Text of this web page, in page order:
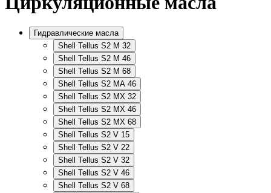
Гидравлические масла
Shell Tellus S2 M 32
Shell Tellus S2 M 46
Shell Tellus S2 M 68
Shell Tellus S2 MA 46
Shell Tellus S2 MX 32
Shell Tellus S2 MX 46
Shell Tellus S2 MX 68
Shell Tellus S2 V 15
Shell Tellus S2 V 22
Shell Tellus S2 V 32
Shell Tellus S2 V 46
Shell Tellus S2 V 68